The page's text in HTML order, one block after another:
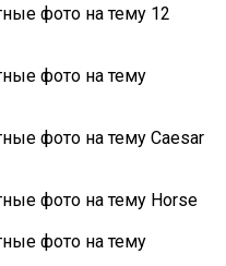
фото на тему 12
фото на тему
фото на тему Caesar
фото на тему Horse
фото на тему